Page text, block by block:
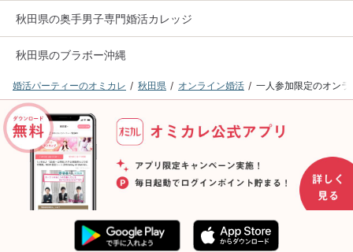
秋田県の奥手男子専門婚活カレッジ
秋田県のブラボー沖縄
婚活パーティーのオミカレ 秋田県 オンライン婚活 一人参加限定のオン